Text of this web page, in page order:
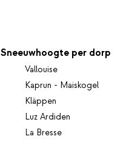
Sneeuwhoogte per dorp
Vallouise
Kaprun - Maiskogel
Kläppen
Luz Ardiden
La Bresse